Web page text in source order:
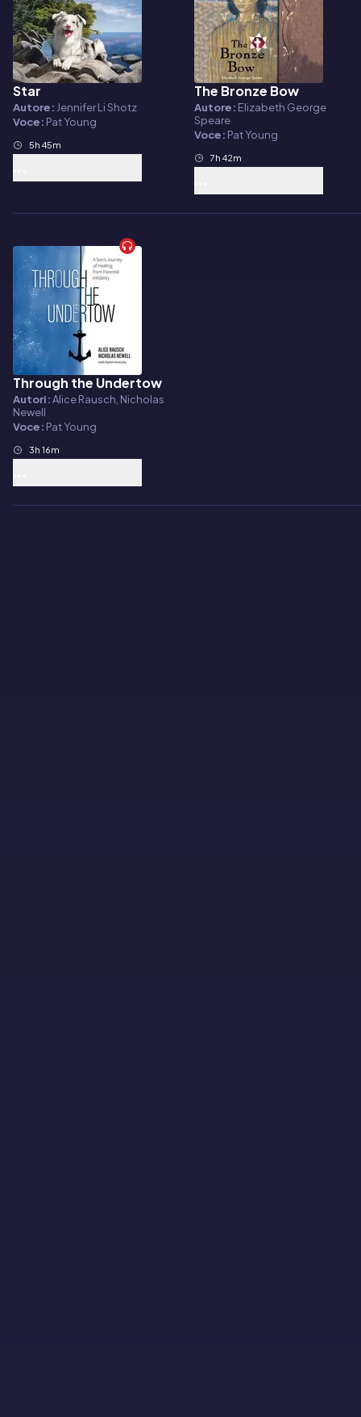
Audiolibro
Star
Autore: Jennifer Li Shotz
Voce: Pat Young
5h 45m
Audiolibro
The Bronze Bow
Autore: Elizabeth George
Speare
Voce: Pat Young
7h 42m
Audiolibro
Through the Undertow
Autori:Alice Rausch, Nicholas
Newell
Voce: Pat Young
3h 16m